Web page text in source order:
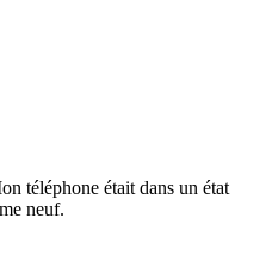
téléphone était dans un état
neuf.